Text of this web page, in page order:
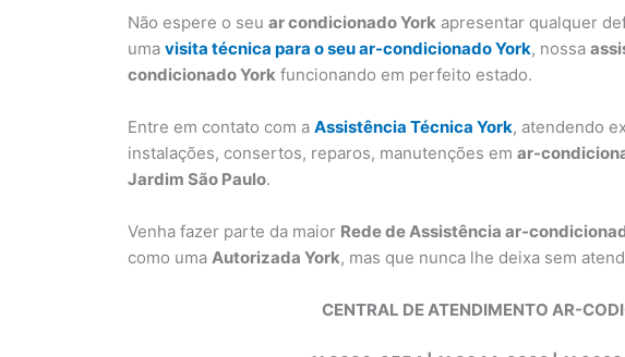
Não espere o seu ar condicionado York apresentar qualquer
uma visita técnica para o seu ar-condicionado York, nossa
condicionado York funcionando em perfeito estado.
Entre em contato com a Assistência Técnica York, atendendo
instalações, consertos, reparos, manutenções em ar-
Jardim São Paulo.
Venha fazer parte da maior Rede de Assistência ar-
como uma Autorizada York, mas que nunca lhe deixa sem
CENTRAL DE ATENDIMENTO AR-